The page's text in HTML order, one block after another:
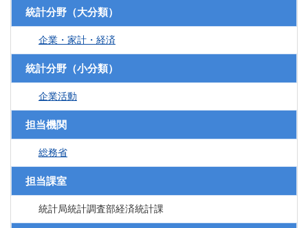
統計分野（大分類）
企業・家計・経済
統計分野（小分類）
企業活動
担当機関
総務省
担当課室
統計局統計調査部経済統計課